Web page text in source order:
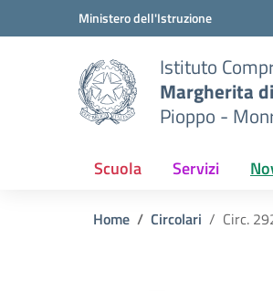
Vai ai contenuti
Vai al menu di navigazione
Ministero dell'Istruzione
Istituto
Margherita
Pioppo -
Scuola Servizi
Home Circolari Circ.